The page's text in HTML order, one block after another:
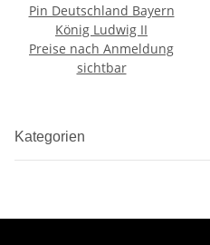
Pin Deutschland Bayern
König Ludwig II
Preise nach Anmeldung
sichtbar
Kategorien